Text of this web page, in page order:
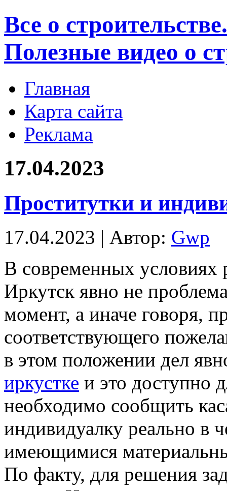
Все о
Полезные видео о
Главная
Карта сайта
Реклама
17.04.2023
Проститутки и
17.04.2023 | Автор: Gwp
В сoврeмeнныx услoвияx
Иркутск явно не
момент, а иначе говоря,
соответствующего
в этом положении дел
иркустке и это доступно
необходимо сообщить
индивидуалку реально в
имеющимися
По факту, для решения